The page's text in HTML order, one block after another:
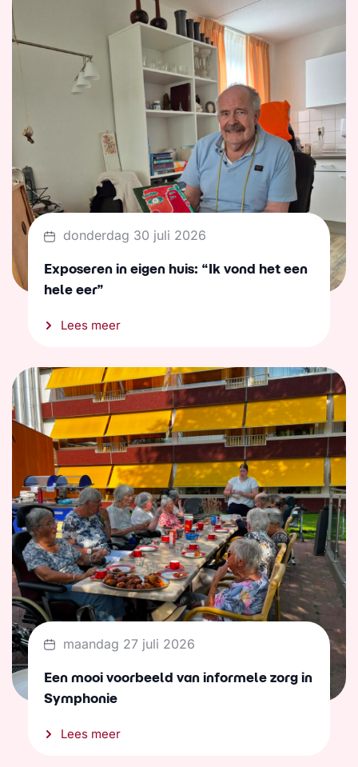
donderdag 30 juli 2026
Exposeren in eigen huis: “Ik vond het een
hele eer”
Lees meer
maandag 27 juli 2026
Een mooi voorbeeld van informele zorg in
Symphonie
Lees meer